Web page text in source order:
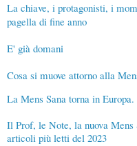
La chiave, i protagonisti, i
pagella di fine anno
E' già domani
Cosa si muove attorno alla
La Mens Sana torna in
Il Prof, le Note, la nuova
articoli più letti del 2023